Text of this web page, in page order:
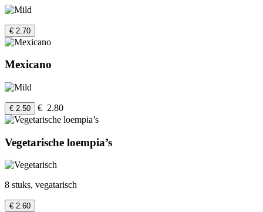
€ 2.70
Mexicano
€ 2.50 € 2.80
Vegetarische loempia’s
8 stuks, vegatarisch
€ 2.60